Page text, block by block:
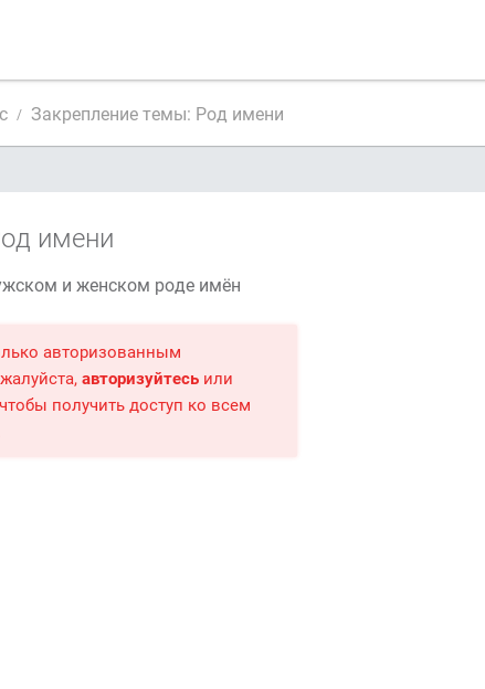
Закрепление темы: Род имени
имени
и женском роде имён
авторизованным
авторизуйтесь или
получить доступ ко всем